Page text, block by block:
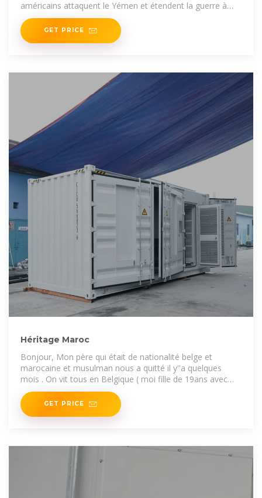
américains attaquent le Yémen et étendent la guerre à
toute la
GET PRICE
Héritage Maroc
Bonjour, Mon père qui était de nationalité belge et
marocaine et musulman nous a quitté il y''a quelques
mois . On vit tous en Belgique ( moi fille de 19ans avec
mon frère de
GET PRICE